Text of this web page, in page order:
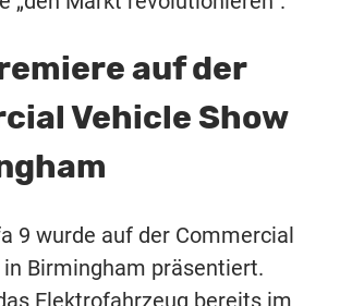
auf der
Vehicle Show
9 wurde auf der Commercial
Birmingham präsentiert.
Elektrofahrzeug bereits im